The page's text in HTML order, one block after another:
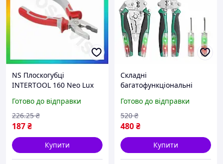
NS Плоскогубці
INTERTOOL 160 Neo Lux
обтискання дротів і
відкушування дроту
25Neo-ss
Готово до відправки
187₴
226.25 ₴
Купити
Складні
багатофункціональні
BG для різання, зачистки
та скручування проводів
Готово до відправки
480₴
520 ₴
Купити